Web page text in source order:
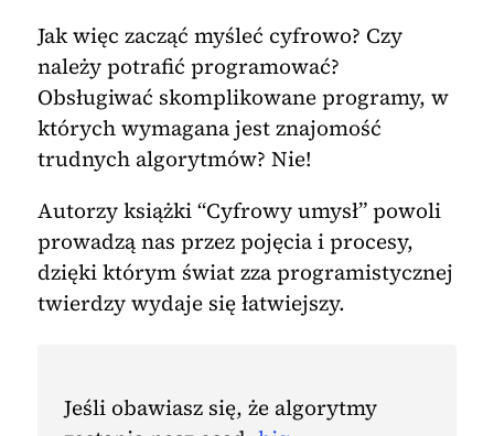
Jak więc zacząć myśleć cyfrowo? Czy
należy potrafić programować?
Obsługiwać skomplikowane programy, w
których wymagana jest znajomość
trudnych algorytmów? Nie!
Autorzy książki “Cyfrowy umysł” powoli
prowadzą nas przez pojęcia i procesy,
dzięki którym świat zza programistycznej
twierdzy wydaje się łatwiejszy.
Jeśli obawiasz się, że algorytmy